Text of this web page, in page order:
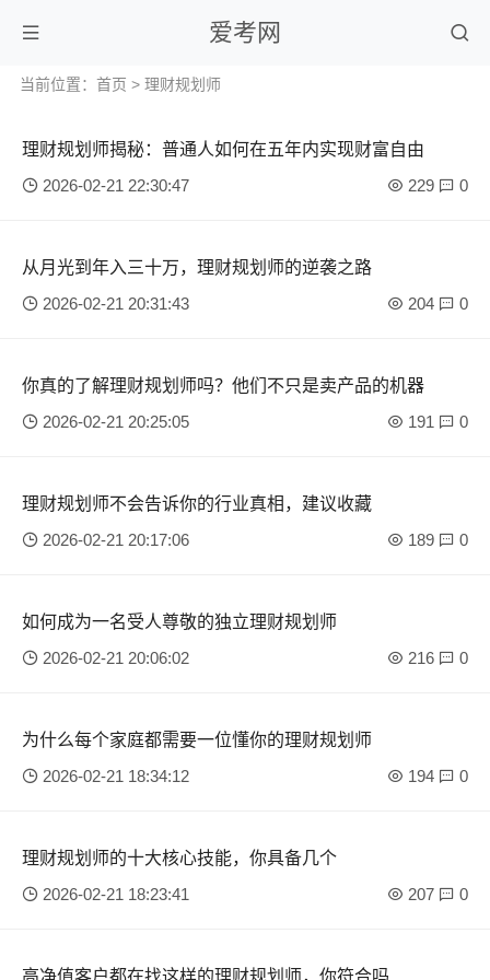
爱考网
当前位置： 首页 > 理财规划师
理财规划师揭秘：普通人如何在五年内实现财富自由
2026-02-21 22:30:47
229 0
从月光到年入三十万，理财规划师的逆袭之路
2026-02-21 20:31:43
204 0
你真的了解理财规划师吗？他们不只是卖产品的机器
2026-02-21 20:25:05
191 0
理财规划师不会告诉你的行业真相，建议收藏
2026-02-21 20:17:06
189 0
如何成为一名受人尊敬的独立理财规划师
2026-02-21 20:06:02
216 0
为什么每个家庭都需要一位懂你的理财规划师
2026-02-21 18:34:12
194 0
理财规划师的十大核心技能，你具备几个
2026-02-21 18:23:41
207 0
高净值客户都在找这样的理财规划师，你符合吗